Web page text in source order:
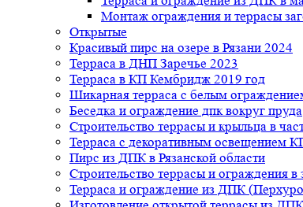
Монтаж ограждения и террасы
Открытые
Красивый пирс на озере в Рязани 2024
Терраса в ДНП Заречье 2023
Терраса в КП Кембридж 2019 год
Шикарная терраса с белым
Беседка и ограждение дпк вокруг пруда
Строительство террасы и крыльца в
Терраса с декоративным освещением
Пирс из ДПК в Рязанской области
Строительство террасы и ограждения
Терраса и ограждение из ДПК